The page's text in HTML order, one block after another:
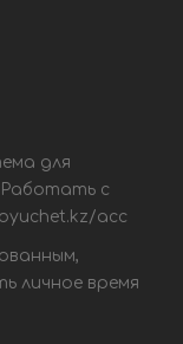
для
Работать с
acc
личное время